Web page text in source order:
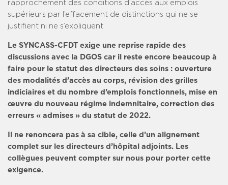
rapprochement des conditions d’accès aux emplois
supérieurs par l’effacement de distinctions qui ne se
justifient ni ne s’expliquent.
Le SYNCASS-CFDT exige une reprise rapide des
discussions avec la DGOS car il reste encore beaucoup à
faire pour le statut des directeurs des soins : ouverture
des modalités d’accès au corps, révision des grilles
indiciaires et du nombre d’emplois fonctionnels, mise en
œuvre du nouveau régime indemnitaire, correction des
erreurs « admises » du statut de 2022.
Il ne renoncera pas à sa cible, celle d’un alignement
complet sur les directeurs d’hôpital adjoints. Les
collègues peuvent compter sur nous pour porter cette
exigence.